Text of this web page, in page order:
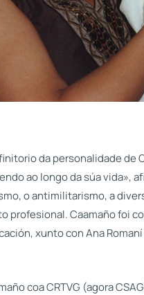
da personalidade de
ao longo da súa vida»,
o antimilitarismo, a
Caamaño foi
xunto con Ana
coa CRTVG (agora